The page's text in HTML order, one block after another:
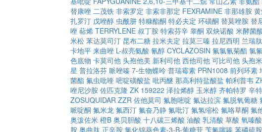
替康唑 二茂铁 非索罗定 非索非那定 FEXRAMINE 非那雄胺
扎罗汀 戊唑醇 虫酰肼 特糠酯酮 特必夫定 环磺酮 替莫唑胺 替
唑 萜烯 TERRYLENE 叔丁胺 特索芬辛 睾酮 双炔诺酸 米酵菌
米松 苯达莫司汀 昆布二糖 拉米夫定 拉莫三嗪 拉尼西明 兰瑞肽
卡地平 来曲唑 L-叔亮氨酸 氰醇 CYCLAZOSIN 氟氯氰菊酯 氯
色底物 卡莫司他 头孢他美 新利司他 西他司他 可比司他 头孢
星 普拉洛芬 哌唑嗪 7-生物蝶呤 普瑞霉素 PRN1008 前列环素
菌酯 氟虫吡喹 嘧啶磺酸盐 吡丙醚 那高利特盐酸盐 帕利普韦
唑尼沙胺 佐匹克隆 ZK 159222 泽拉烯醇 玉米醇 齐帕特罗 辛
ZOSUQUIDAR ZZR 佐他莫司 氟胞嘧啶 氟达拉滨 氟脱氧葡糖
哌啶酮 氟米龙 氟西汀 氟奋乃静 氟吡汀 氟氢缩松 氟咯草酮 氟
奥泼佐米 橙B 奥贝胆酸 十八碳三烯酸 油酸 乳清酸 草酸 氧嗪酸
胺 奥曲肽 正辛胺 氯化锦葵色素-3-Β-葡糖苷 苄氟噻嗪 苯磷硫胺